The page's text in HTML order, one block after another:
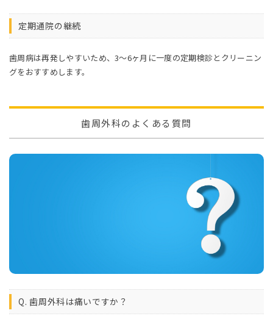
定期通院の継続
歯周病は再発しやすいため、3〜6ヶ月に一度の定期検診とクリーニン
グをおすすめします。
歯周外科のよくある質問
Q. 歯周外科は痛いですか？